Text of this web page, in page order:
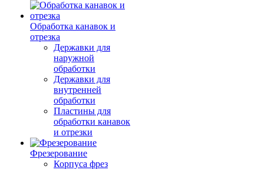
Обработка канавок и
отрезка
Державки для
наружной
обработки
Державки для
внутренней
обработки
Пластины для
обработки канавок
и отрезки
Фрезерование
Корпуса фрез